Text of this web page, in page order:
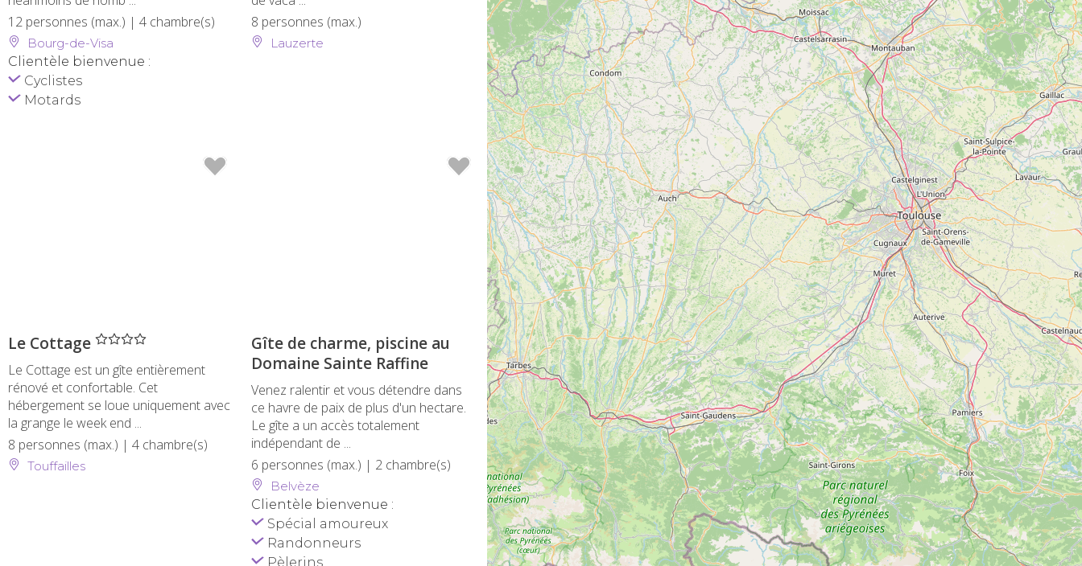
12 personnes (max.) | 4 chambre(s)
Bourg-de-Visa
Clientèle bienvenue :
Cyclistes
Motards
8 personnes (max.)
Lauzerte
Le Cottage
Le Cottage est un gîte entièrement
rénové et confortable. Cet
hébergement se loue uniquement avec
la grange le week end ...
8 personnes (max.) | 4 chambre(s)
Touffailles
Gîte de charme, piscine au
Domaine Sainte Raffine
Venez ralentir et vous détendre dans
ce havre de paix de plus d'un hectare.
Le gîte a un accès totalement
indépendant de ...
6 personnes (max.) | 2 chambre(s)
Belvèze
Clientèle bienvenue :
Spécial amoureux
Randonneurs
Pèlerins